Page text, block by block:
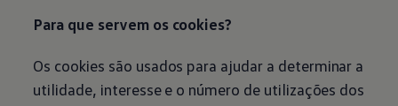
Para que servem os cookies?
Os cookies são usados para ajudar a determinar a
utilidade, interesse e o número de utilizações dos